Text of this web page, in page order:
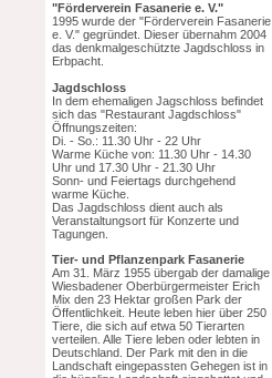
"Förderverein Fasanerie e. V."
1995 wurde der "Förderverein Fasanerie
e. V." gegründet. Dieser übernahm 2004
das denkmalgeschützte Jagdschloss in
Erbpacht.
Jagdschloss
In dem ehemaligen Jagschloss befindet
sich das "Restaurant Jagdschloss"
Öffnungszeiten:
Di. - So.: 11.30 Uhr - 22 Uhr
Warme Küche von: 11.30 Uhr - 14.30
Uhr und 17.30 Uhr - 21.30 Uhr
Sonn- und Feiertags durchgehend
warme Küche.
Das Jagdschloss dient auch als
Veranstaltungsort für Konzerte und
Tagungen.
Tier- und Pflanzenpark Fasanerie
Am 31. März 1955 übergab der damalige
Wiesbadener Oberbürgermeister Erich
Mix den 23 Hektar großen Park der
Öffentlichkeit. Heute leben hier über 250
Tiere, die sich auf etwa 50 Tierarten
verteilen. Alle Tiere leben oder lebten in
Deutschland. Der Park mit den in die
Landschaft eingepassten Gehegen ist in